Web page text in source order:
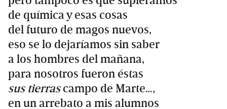
de química y esas cosas
del futuro de magos nuevos,
eso se lo dejaríamos sin saber
a los hombres del mañana,
para nosotros fueron éstas
sus tierrascampo de Marte…,
en un arrebato a mis alumnos